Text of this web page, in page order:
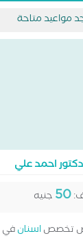
مواعيد متاحة
احمد علي
50 جنيه
تخصصاسنانفي